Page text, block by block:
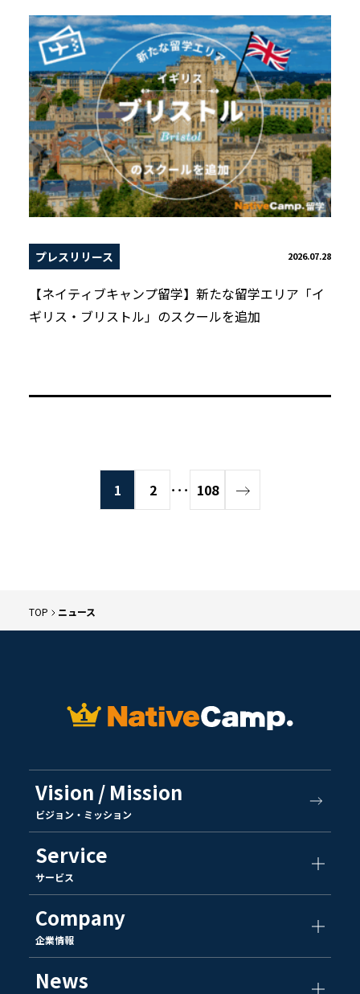
プレスリリース 2026.07.28
【ネイティブキャンプ留学】新たな留学エリア「イ
ギリス・ブリストル」のスクールを追加
1 2 ･･･ 108
TOP ニュース
Vision / Mission
ビジョン・ミッション
Service
サービス
Company
企業情報
News